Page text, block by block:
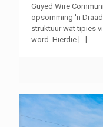
Guyed Wire
opsomming 'n
struktuur wat tipies
word. Hierdie [...]